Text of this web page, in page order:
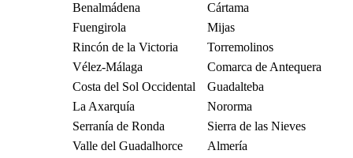
Benalmádena
Cártama
Fuengirola
Mijas
Rincón de la Victoria
Torremolinos
Vélez-Málaga
Comarca de Antequera
Costa del Sol Occidental
Guadalteba
La Axarquía
Nororma
Serranía de Ronda
Sierra de las Nieves
Valle del Guadalhorce
Almería